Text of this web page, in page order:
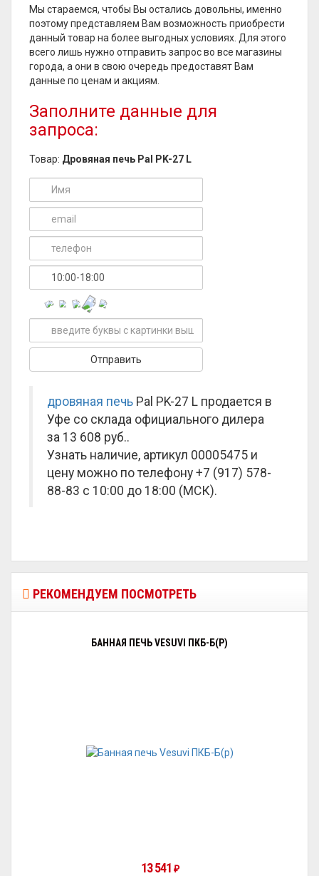
Мы стараемся, чтобы Вы остались довольны, именно
поэтому представляем Вам возможность приобрести
данный товар на более выгодных условиях. Для этого
всего лишь нужно отправить запрос во все магазины
города, а они в свою очередь предоставят Вам
данные по ценам и акциям.
Заполните данные для
запроса:
Товар: Дровяная печь Pal PK-27 L
дровяная печь Pal PK-27 L продается в
Уфе со склада официального дилера
за 13 608 руб..
Узнать наличие, артикул 00005475 и
цену можно по телефону +7 (917) 578-
88-83 с 10:00 до 18:00 (МСК).
РЕКОМЕНДУЕМ ПОСМОТРЕТЬ
БАННАЯ ПЕЧЬ VESUVI ПКБ-Б(Р)
13 541 ₽